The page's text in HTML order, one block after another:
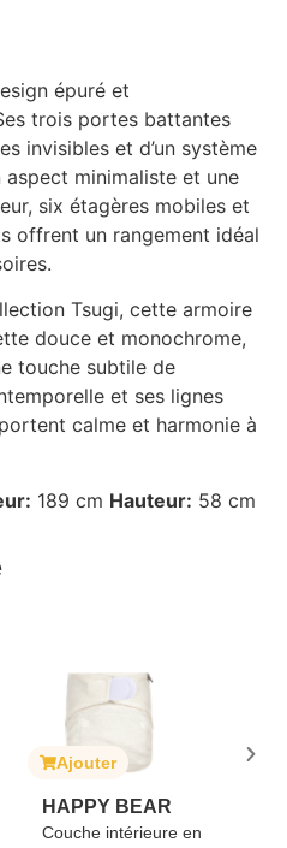
épuré et
trois portes battantes
invisibles et d’un système
minimaliste et une
six étagères mobiles et
offrent un rangement idéal
Tsugi, cette armoire
douce et monochrome,
touche subtile de
et ses lignes
calme et harmonie à
189 cm Hauteur: 58 cm
en
Ajouter
SOPHIE LA
GIRAFE